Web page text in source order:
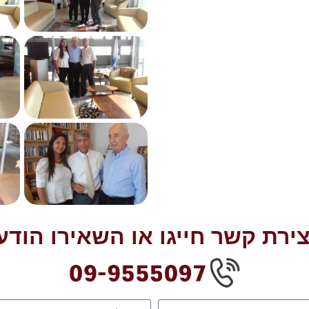
קשר חייגו או השאירו